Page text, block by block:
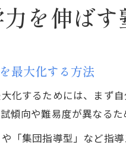
を伸ば
最大化する方法
化するためには、まず
傾向や難易度が異なる
「集団指導型」など指